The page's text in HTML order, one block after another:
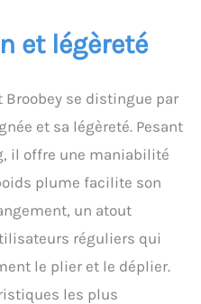
problème. Le design
innovant de pliage
rangement. Charge
maximale : 120 kg Mode
design double mode
offre plus de flexibilité.
vous permet de vous
déplacer de manière
courtes distances en
ajustant la direction et
et légèreté
se distingue par
et sa légèreté. Pesant
il offre une maniabilité
plume facilite son
un atout
réguliers qui
le plier et le déplier.
les plus